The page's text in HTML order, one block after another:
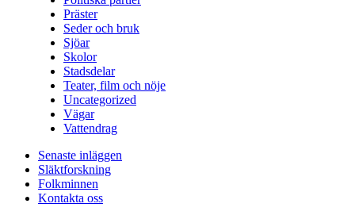
Präster
Seder och bruk
Sjöar
Skolor
Stadsdelar
Teater, film och nöje
Uncategorized
Vägar
Vattendrag
Senaste inläggen
Släktforskning
Folkminnen
Kontakta oss